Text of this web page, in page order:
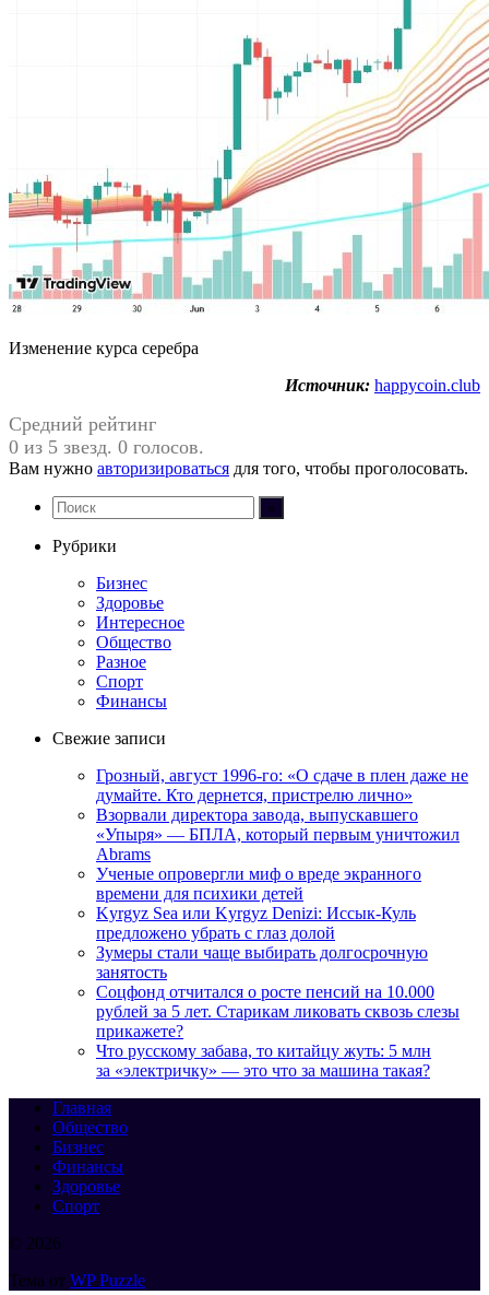
Изменение курса серебра
Источник: happycoin.club
Средний рейтинг
0 из 5 звезд. 0 голосов.
Вам нужно авторизироваться для того, чтобы проголосовать.
Рубрики
Бизнес
Здоровье
Интересное
Общество
Разное
Спорт
Финансы
Свежие записи
Грозный, август 1996-го: «О сдаче в плен даже не
думайте. Кто дернется, пристрелю лично»
Взорвали директора завода, выпускавшего
«Упыря» — БПЛА, который первым уничтожил
Abrams
Ученые опровергли миф о вреде экранного
времени для психики детей
Kyrgyz Sea или Kyrgyz Denizi: Иссык-Куль
предложено убрать с глаз долой
Зумеры стали чаще выбирать долгосрочную
занятость
Соцфонд отчитался о росте пенсий на 10.000
рублей за 5 лет. Старикам ликовать сквозь слезы
прикажете?
Что русскому забава, то китайцу жуть: 5 млн
за «электричку» — это что за машина такая?
Главная
Общество
Бизнес
Финансы
Здоровье
Спорт
© 2026
Тема от WP Puzzle